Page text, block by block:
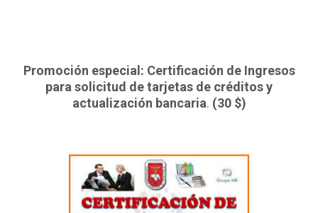
Promoción especial: Certificación de Ingresos
para solicitud de tarjetas de créditos y
actualización bancaria. (30 $)